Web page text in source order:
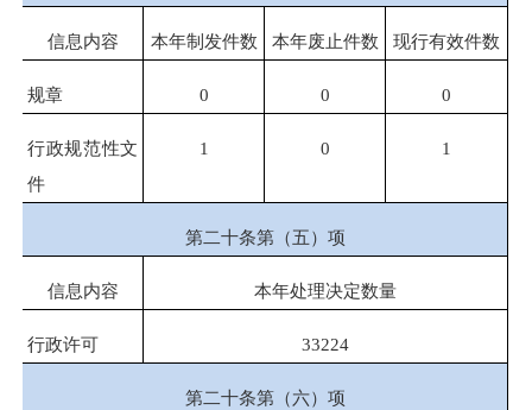
信息内容 本年制发件数 本年废止件数 现行有效件数
规章 0 0 0
行政规范性文
件
1 0 1
第二十条第（五）项
信息内容 本年处理决定数量
行政许可 33224
第二十条第（六）项